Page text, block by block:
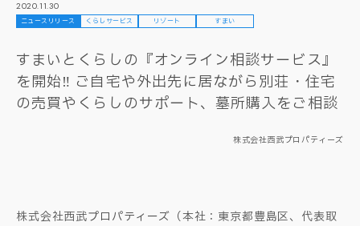
2020.11.30
ニュースリリース くらしサービス リゾート すまい
すまいとくらしの『オンライン相談サービス』
を開始‼ ご自宅や外出先に居ながら別荘・住宅
の売買やくらしのサポート、墓所購入をご相談
株式会社西武プロパティーズ
株式会社西武プロパティーズ（本社：東京都豊島区、代表取